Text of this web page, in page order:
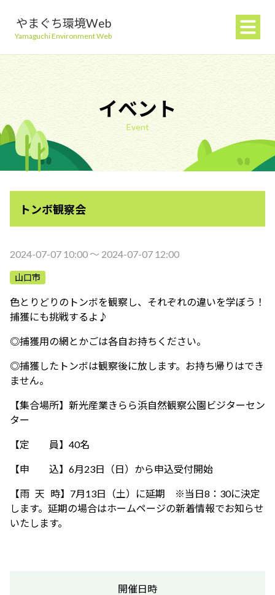
やまぐち環境Web
Yamaguchi Environment Web
地球温暖化を防ぐ
ごみを減らす
自然環境を守る
ふれあう・学ぶ
イベント
Event
トンボ観察会
2024-07-07 10:00 〜 2024-07-07 12:00
山口市
色とりどりのトンボを観察し、それぞれの違いを学ぼう！
捕獲にも挑戦するよ♪
◎捕獲用の網とかごは各自お持ちください。
◎捕獲したトンボは観察後に放します。お持ち帰りはでき
ません。
【集合場所】新光産業きらら浜自然観察公園ビジターセン
ター
【定 員】40名
【申 込】6月23日（日）から申込受付開始
【雨 天 時】7月13日（土）に延期 ※当日8：30に決定
します。延期の場合はホームページの新着情報でお知らせ
いたします。
開催日時